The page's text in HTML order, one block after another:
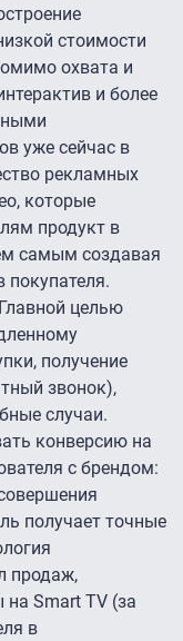
стоимости
охвата и
и более
уже сейчас в
рекламных
которые
продукт в
самым создавая
покупателя.
целью
получение
звонок),
случаи.
конверсию на
с брендом:
получает точные
продаж,
Smart TV (за
в